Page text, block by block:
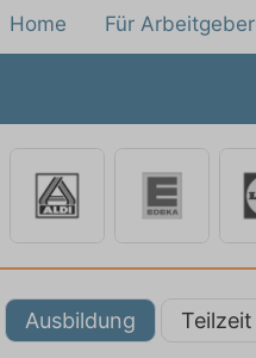
Home Für Arbeitgeber
Ausbildung Teilzeit